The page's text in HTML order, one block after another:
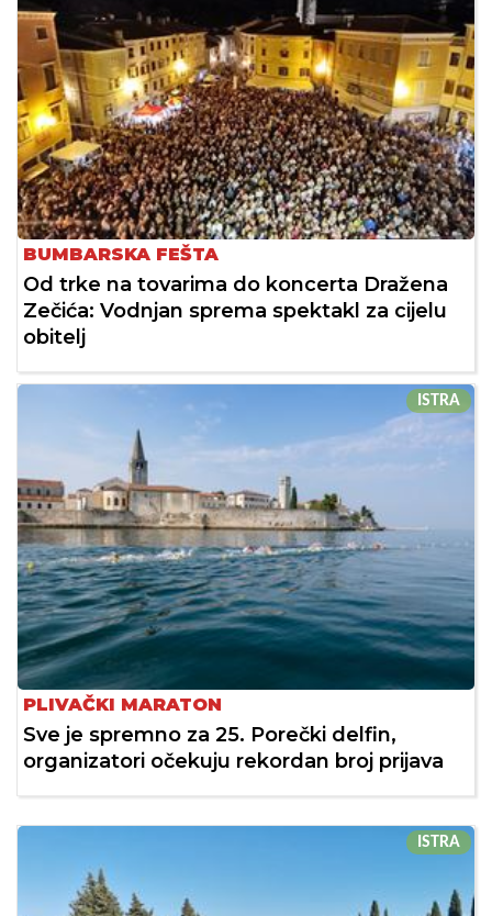
BUMBARSKA FEŠTA
Od trke na tovarima do koncerta Dražena
Zečića: Vodnjan sprema spektakl za cijelu
obitelj
ISTRA
PLIVAČKI MARATON
Sve je spremno za 25. Porečki delfin,
organizatori očekuju rekordan broj prijava
ISTRA